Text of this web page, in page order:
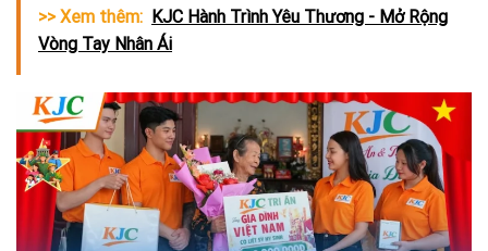
>> Xem thêm: KJC Hành Trình Yêu Thương - Mở Rộng
Vòng Tay Nhân Ái